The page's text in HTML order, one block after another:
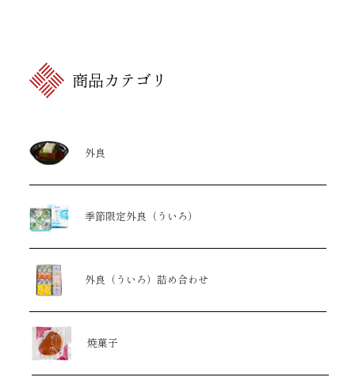
商品カテゴリ
外良
季節限定外良（ういろ）
外良（ういろ）詰め合わせ
焼菓子